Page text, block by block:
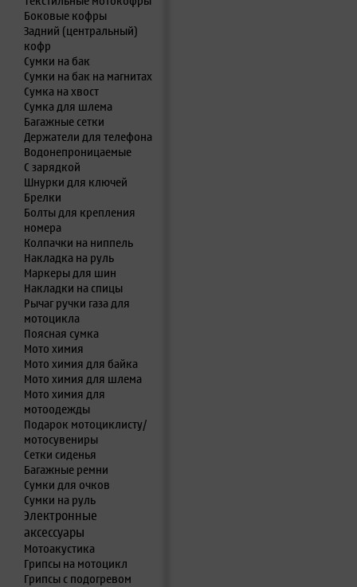
Боковые кофры
Задний (центральный)
кофр
Сумки на бак
Сумки на бак на магнитах
Сумка на хвост
Сумка для шлема
Багажные сетки
Держатели для телефона
Водонепроницаемые
С зарядкой
Шнурки для ключей
Брелки
Болты для крепления
номера
Колпачки на ниппель
Накладка на руль
Маркеры для шин
Накладки на спицы
Рычаг ручки газа для
мотоцикла
Поясная сумка
Мото химия
Мото химия для байка
Мото химия для шлема
Мото химия для
мотоодежды
Подарок мотоциклисту/
мотосувениры
Сетки сиденья
Багажные ремни
Сумки для очков
Сумки на руль
Электронные
аксессуары
Мотоакустика
Грипсы на мотоцикл
Грипсы с подогревом